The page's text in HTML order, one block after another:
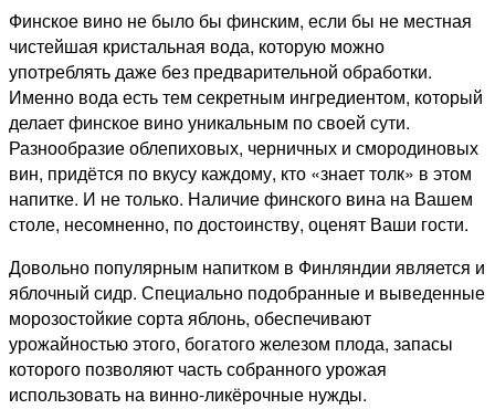
Финское вино не было бы финским, если бы не местная
чистейшая кристальная вода, которую можно
употреблять даже без предварительной обработки.
Именно вода есть тем секретным ингредиентом, который
делает финское вино уникальным по своей сути.
Разнообразие облепиховых, черничных и смородиновых
вин, придётся по вкусу каждому, кто «знает толк» в этом
напитке. И не только. Наличие финского вина на Вашем
столе, несомненно, по достоинству, оценят Ваши гости.
Довольно популярным напитком в Финляндии является и
яблочный сидр. Специально подобранные и выведенные
морозостойкие сорта яблонь, обеспечивают
урожайностью этого, богатого железом плода, запасы
которого позволяют часть собранного урожая
использовать на винно-ликёрочные нужды.